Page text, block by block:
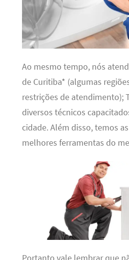
Ao mesmo tempo, nós
de Curitiba* (algumas
restrições de atendimento);
diversos técnicos
cidade. Além disso, temos
melhores ferramentas do